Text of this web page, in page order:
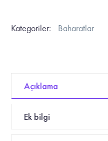
Kategoriler: Baharatlar
Açıklama
Ek bilgi